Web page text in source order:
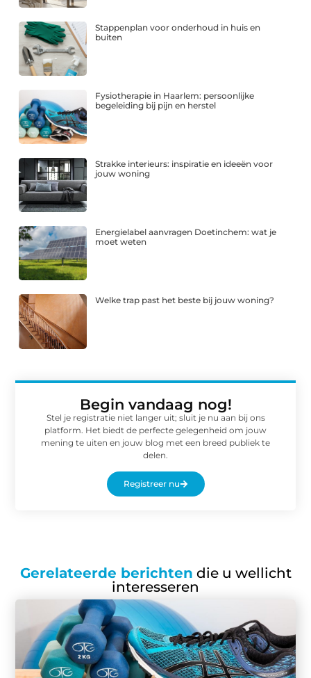
Stappenplan voor onderhoud in huis en
buiten
Fysiotherapie in Haarlem: persoonlijke
begeleiding bij pijn en herstel
Strakke interieurs: inspiratie en ideeën voor
jouw woning
Energielabel aanvragen Doetinchem: wat je
moet weten
Welke trap past het beste bij jouw woning?
Begin vandaag nog!
Stel je registratie niet langer uit; sluit je nu aan bij ons
platform. Het biedt de perfecte gelegenheid om jouw
mening te uiten en jouw blog met een breed publiek te
delen.
Registreer nu
Gerelateerde berichten die u wellicht
interesseren